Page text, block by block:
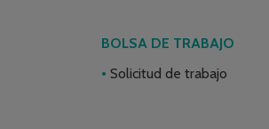
BOLSA DE TRABAJO
Solicitud de trabajo